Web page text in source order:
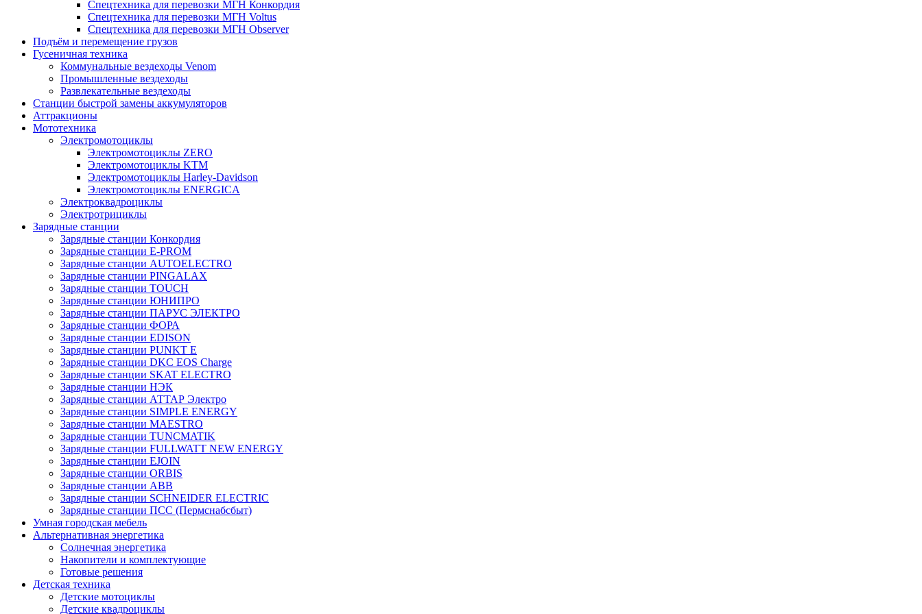
Спецтехника для перевозки МГН Конкордия
Спецтехника для перевозки МГН Voltus
Спецтехника для перевозки МГН Observer
Подъём и перемещение грузов
Гусеничная техника
Коммунальные вездеходы Venom
Промышленные вездеходы
Развлекательные вездеходы
Станции быстрой замены аккумуляторов
Аттракционы
Мототехника
Электромотоциклы
Электромотоциклы ZERO
Электромотоциклы KTM
Электромотоциклы Harley-Davidson
Электромотоциклы ENERGICA
Электроквадроциклы
Электротрициклы
Зарядные станции
Зарядные станции Конкордия
Зарядные станции E-PROM
Зарядные станции AUTOELECTRO
Зарядные станции PINGALAX
Зарядные станции TOUCH
Зарядные станции ЮНИПРО
Зарядные станции ПАРУС ЭЛЕКТРО
Зарядные станции ФОРА
Зарядные станции EDISON
Зарядные станции PUNKT E
Зарядные станции DKC EOS Charge
Зарядные станции SKAT ELECTRO
Зарядные станции НЭК
Зарядные станции АТТАР Электро
Зарядные станции SIMPLE ENERGY
Зарядные станции MAESTRO
Зарядные станции TUNCMATIK
Зарядные станции FULLWATT NEW ENERGY
Зарядные станции EJOIN
Зарядные станции ORBIS
Зарядные станции ABB
Зарядные станции SCHNEIDER ELECTRIC
Зарядные станции ПСС (Пермснабсбыт)
Умная городская мебель
Альтернативная энергетика
Солнечная энергетика
Накопители и комплектующие
Готовые решения
Детская техника
Детские мотоциклы
Детские квадроциклы